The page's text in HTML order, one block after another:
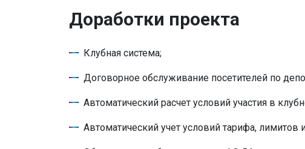
Доработки проекта
Клубная система;
Договорное обслуживание посетителей по
Автоматический расчет условий участия в
Автоматический учет условий тарифа,